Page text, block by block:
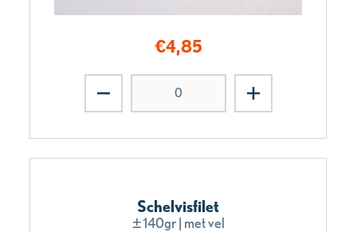
€4,85
Schelvisfilet
±140gr | met vel